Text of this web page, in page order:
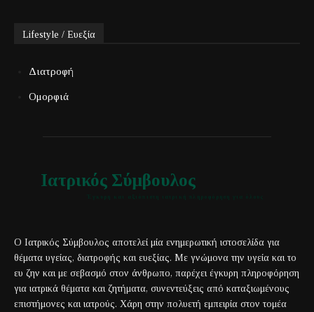
Lifestyle / Ευεξία
Διατροφή
Ομορφιά
Ιατρικός Σύμβουλος
Ο Ιατρικός Σύμβουλος αποτελεί μία ενημερωτική ιστοσελίδα για
θέματα υγείας, διατροφής και ευεξίας. Με γνώμονα την υγεία και το
ευ ζην και με σεβασμό στον άνθρωπο, παρέχει έγκυρη πληροφόρηση
για ιατρικά θέματα και ζητήματα, συνεντεύξεις από καταξιωμένους
επιστήμονες και ιατρούς. Χάρη στην πολυετή εμπειρία στον τομέα